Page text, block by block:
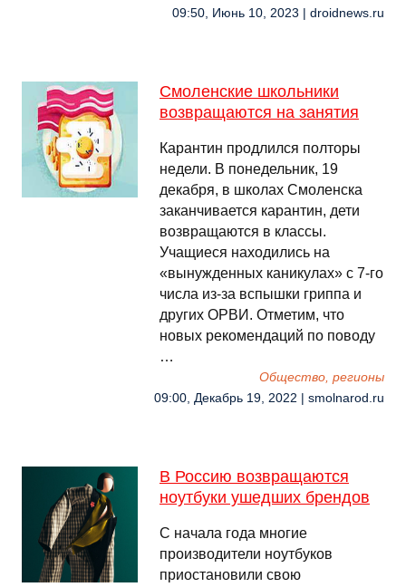
09:50, Июнь 10, 2023 | droidnews.ru
Смоленские школьники
возвращаются на занятия
Карантин продлился полторы
недели. В понедельник, 19
декабря, в школах Смоленска
заканчивается карантин, дети
возвращаются в классы.
Учащиеся находились на
«вынужденных каникулах» с 7-го
числа из-за вспышки гриппа и
других ОРВИ. Отметим, что
новых рекомендаций по поводу
…
Общество, регионы
09:00, Декабрь 19, 2022 | smolnarod.ru
В Россию возвращаются
ноутбуки ушедших брендов
С начала года многие
производители ноутбуков
приостановили свою